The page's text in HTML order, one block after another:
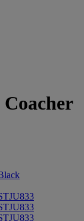
Coacher